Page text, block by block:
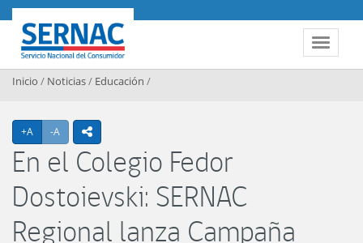
Contenido principal
Toggle
SERNAC
Inicio / Noticias/ Educación /
+A Agrandar texto
-A Achicar textoicono compartir
En el Colegio Fedor
Dostoievski: SERNAC
Regional lanza Campaña